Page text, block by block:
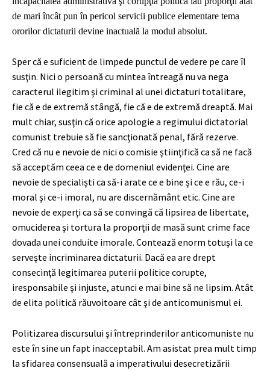
de mari încât pun în pericol servicii publice elementare tema
ororilor dictaturii devine inactuală la modul absolut.
Sper că e suficient de limpede punctul de vedere pe care îl
susţin. Nici o persoană cu mintea întreagă nu va nega
caracterul ilegitim şi criminal al unei dictaturi totalitare,
fie că e de extremă stângă, fie că e de extremă dreaptă. Mai
mult chiar, susţin că orice apologie a regimului dictatorial
comunist trebuie să fie sancţionată penal, fără rezerve.
Cred că nu e nevoie de nici o comisie ştiinţifică ca să ne facă
să acceptăm ceea ce e de domeniul evidenţei. Cine are
nevoie de specialişti ca să-i arate ce e bine şi ce e rău, ce-i
moral şi ce-i imoral, nu are discernământ etic. Cine are
nevoie de experţi ca să se convingă că lipsirea de libertate,
omuciderea şi tortura la proporţii de masă sunt crime face
dovada unei conduite imorale. Contează enorm totuşi la ce
serveşte incriminarea dictaturii. Dacă ea are drept
consecinţă legitimarea puterii politice corupte,
iresponsabile şi injuste, atunci e mai bine să ne lipsim. Atât
de elita politică răuvoitoare cât şi de anticomunismul ei.
Politizarea discursului şi întreprinderilor anticomuniste nu
este în sine un fapt inacceptabil. Am asistat prea mult timp
la sfidarea consensuală a imperativului desecretizării